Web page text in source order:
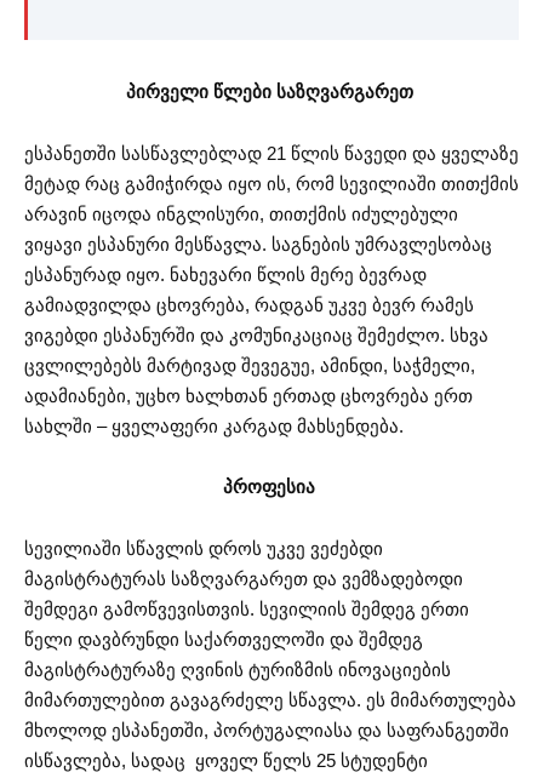
პირველი წლები საზღვარგარეთ
ესპანეთში სასწავლებლად 21 წლის წავედი და ყველაზე
მეტად რაც გამიჭირდა იყო ის, რომ სევილიაში თითქმის
არავინ იცოდა ინგლისური, თითქმის იძულებული
ვიყავი ესპანური მესწავლა. საგნების უმრავლესობაც
ესპანურად იყო. ნახევარი წლის მერე ბევრად
გამიადვილდა ცხოვრება, რადგან უკვე ბევრ რამეს
ვიგებდი ესპანურში და კომუნიკაციაც შემეძლო. სხვა
ცვლილებებს მარტივად შევეგუე, ამინდი, საჭმელი,
ადამიანები, უცხო ხალხთან ერთად ცხოვრება ერთ
სახლში – ყველაფერი კარგად მახსენდება.
პროფესია
სევილიაში სწავლის დროს უკვე ვეძებდი
მაგისტრატურას საზღვარგარეთ და ვემზადებოდი
შემდეგი გამოწვევისთვის. სევილიის შემდეგ ერთი
წელი დავბრუნდი საქართველოში და შემდეგ
მაგისტრატურაზე ღვინის ტურიზმის ინოვაციების
მიმართულებით გავაგრძელე სწავლა. ეს მიმართულება
მხოლოდ ესპანეთში, პორტუგალიასა და საფრანგეთში
ისწავლება, სადაც ყოველ წელს 25 სტუდენტი